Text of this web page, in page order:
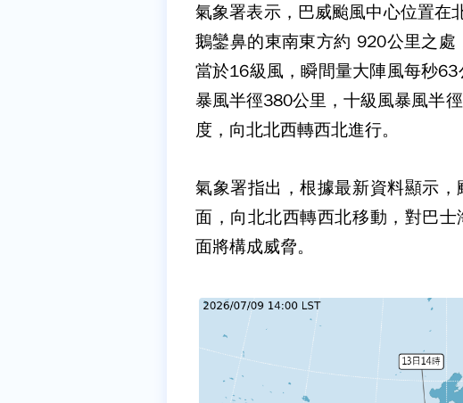
氣象署表示，巴威颱風中心位置
鵝鑾鼻的東南東方約 920公里之
當於16級風，瞬間量大陣風每秒
暴風半徑380公里，十級風暴風半
度，向北北西轉西北進行。
氣象署指出，根據最新資料顯示
面，向北北西轉西北移動，對巴
面將構成威脅。